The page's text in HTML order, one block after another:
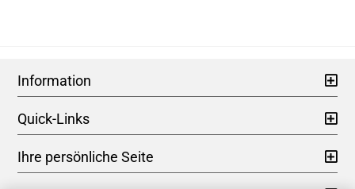
Information
Quick-Links
Ihre persönliche Seite